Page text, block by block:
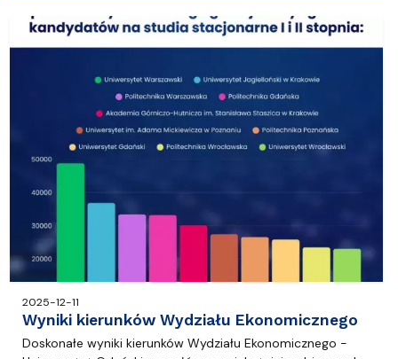
2025-12-11
Wyniki kierunków Wydziału Ekonomicznego
Doskonałe wyniki kierunków Wydziału Ekonomicznego -